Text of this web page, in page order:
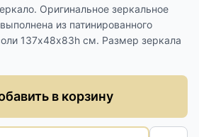
Оригинальное зеркальное
из патинированного
137х48х83h см. Размер зеркала
в корзину